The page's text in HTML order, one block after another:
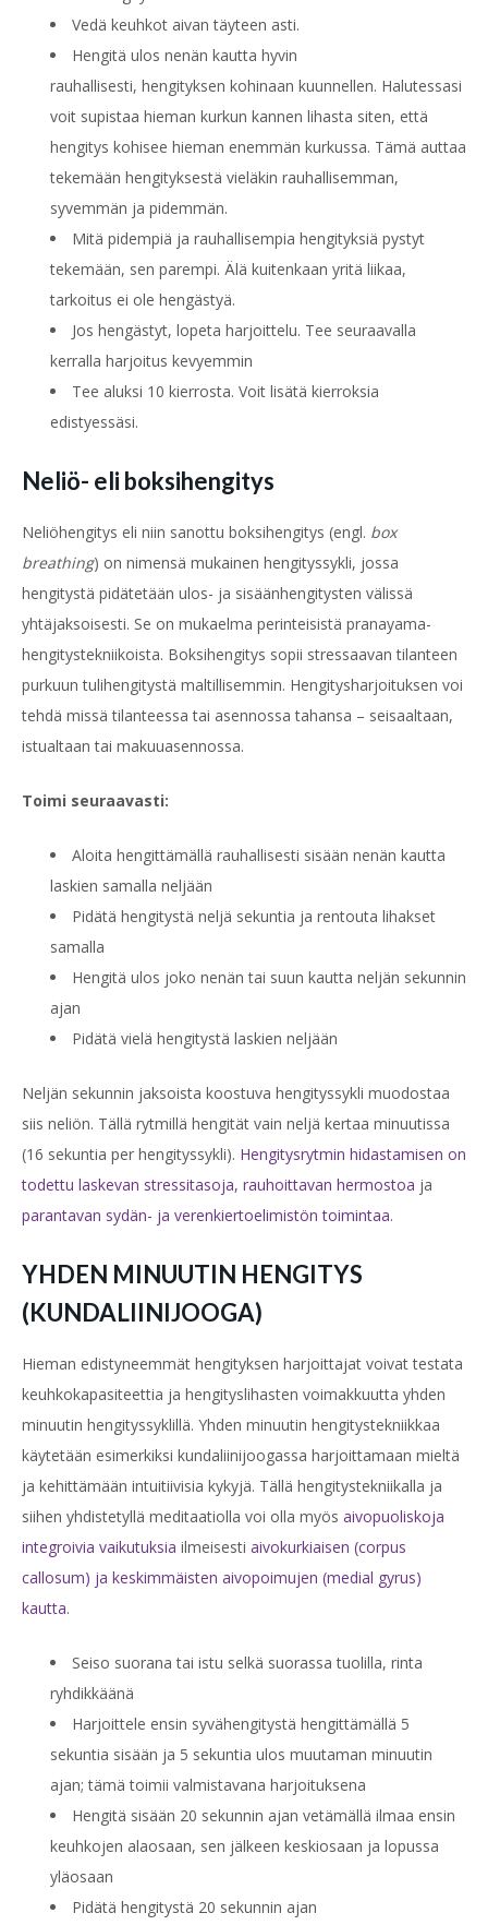
Vedä keuhkot aivan täyteen asti.
Hengitä ulos nenän kautta hyvin
rauhallisesti, hengityksen kohinaan kuunnellen. Halutessasi
voit supistaa hieman kurkun kannen lihasta siten, että
hengitys kohisee hieman enemmän kurkussa. Tämä auttaa
tekemään hengityksestä vieläkin rauhallisemman,
syvemmän ja pidemmän.
Mitä pidempiä ja rauhallisempia hengityksiä pystyt
tekemään, sen parempi. Älä kuitenkaan yritä liikaa,
tarkoitus ei ole hengästyä.
Jos hengästyt, lopeta harjoittelu. Tee seuraavalla
kerralla harjoitus kevyemmin
Tee aluksi 10 kierrosta. Voit lisätä kierroksia
edistyessäsi.
Neliö- eli boksihengitys
Neliöhengitys eli niin sanottu boksihengitys (engl. box
breathing) on nimensä mukainen hengityssykli, jossa
hengitystä pidätetään ulos- ja sisäänhengitysten välissä
yhtäjaksoisesti. Se on mukaelma perinteisistä pranayama-
hengitystekniikoista. Boksihengitys sopii stressaavan tilanteen
purkuun tulihengitystä maltillisemmin. Hengitysharjoituksen voi
tehdä missä tilanteessa tai asennossa tahansa – seisaaltaan,
istualtaan tai makuuasennossa.
Toimi seuraavasti:
Aloita hengittämällä rauhallisesti sisään nenän kautta
laskien samalla neljään
Pidätä hengitystä neljä sekuntia ja rentouta lihakset
samalla
Hengitä ulos joko nenän tai suun kautta neljän sekunnin
ajan
Pidätä vielä hengitystä laskien neljään
Neljän sekunnin jaksoista koostuva hengityssykli muodostaa
siis neliön. Tällä rytmillä hengität vain neljä kertaa minuutissa
(16 sekuntia per hengityssykli). Hengitysrytmin hidastamisen on
todettu laskevan stressitasoja, rauhoittavan hermostoa ja
parantavan sydän- ja verenkiertoelimistön toimintaa.
YHDEN MINUUTIN HENGITYS
(KUNDALIINIJOOGA)
Hieman edistyneemmät hengityksen harjoittajat voivat testata
keuhkokapasiteettia ja hengityslihasten voimakkuutta yhden
minuutin hengityssyklillä. Yhden minuutin hengitystekniikkaa
käytetään esimerkiksi kundaliinijoogassa harjoittamaan mieltä
ja kehittämään intuitiivisia kykyjä. Tällä hengitystekniikalla ja
siihen yhdistetyllä meditaatiolla voi olla myös aivopuoliskoja
integroivia vaikutuksia ilmeisesti aivokurkiaisen (corpus
callosum) ja keskimmäisten aivopoimujen (medial gyrus)
kautta.
Seiso suorana tai istu selkä suorassa tuolilla, rinta
ryhdikkäänä
Harjoittele ensin syvähengitystä hengittämällä 5
sekuntia sisään ja 5 sekuntia ulos muutaman minuutin
ajan; tämä toimii valmistavana harjoituksena
Hengitä sisään 20 sekunnin ajan vetämällä ilmaa ensin
keuhkojen alaosaan, sen jälkeen keskiosaan ja lopussa
yläosaan
Pidätä hengitystä 20 sekunnin ajan